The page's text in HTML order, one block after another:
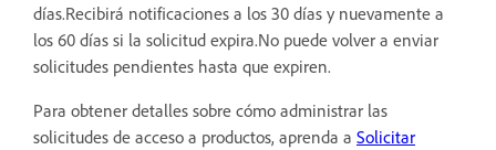
días.Recibirá notificaciones a los 30 días y nuevamente a
los 60 días si la solicitud expira.No puede volver a enviar
solicitudes pendientes hasta que expiren.
Para obtener detalles sobre cómo administrar las
solicitudes de acceso a productos, aprenda a Solicitar